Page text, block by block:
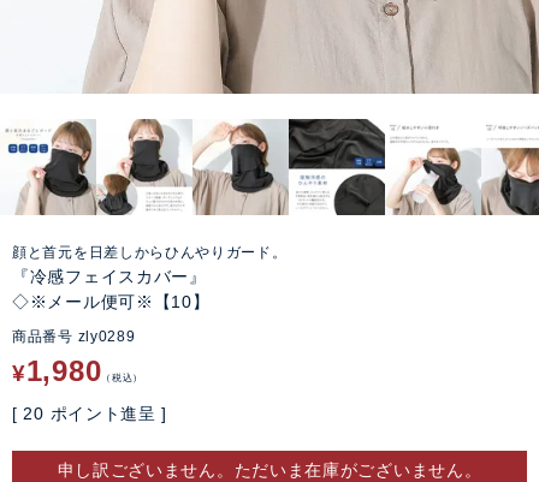
顔と首元を日差しからひんやりガード。
『冷感フェイスカバー』
◇※メール便可※【10】
商品番号 zly0289
¥1,980 税込
[ 20 ポイント進呈 ]
申し訳ございません。ただいま在庫がございません。